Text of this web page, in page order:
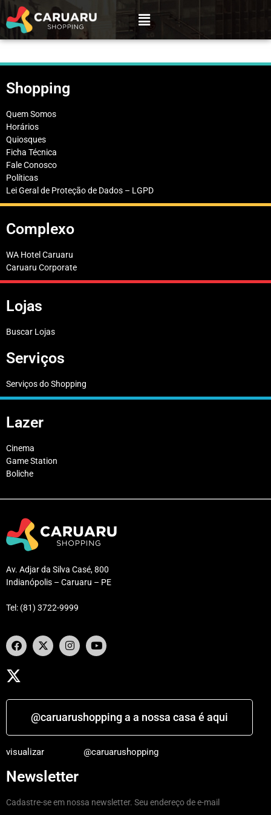
Shopping
Quem Somos
Horários
Quiosques
Ficha Técnica
Fale Conosco
Políticas
Lei Geral de Proteção de Dados – LGPD
Complexo
WA Hotel Caruaru
Caruaru Corporate
Lojas
Buscar Lojas
Serviços
Serviços do Shopping
Lazer
Cinema
Game Station
Boliche
Av. Adjar da Silva Casé, 800
Indianópolis – Caruaru – PE
Tel: (81) 3722-9999
@caruarushopping a a nossa casa é aqui
visualizar @caruarushopping
Newsletter
Cadastre-se em nossa newsletter. Seu endereço de e-mail